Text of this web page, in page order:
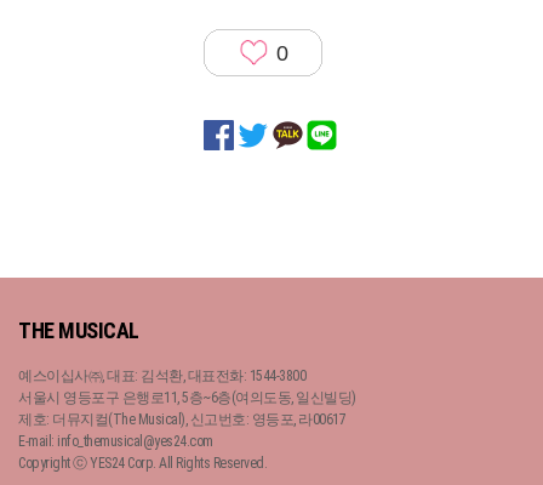
0
THE MUSICAL
예스이십사㈜, 대표: 김석환, 대표전화: 1544-3800
서울시 영등포구 은행로11, 5층~6층(여의도동, 일신빌딩)
제호: 더뮤지컬(The Musical), 신고번호: 영등포, 라00617
E-mail: info_themusical@yes24.com
Copyright ⓒ YES24 Corp. All Rights Reserved.